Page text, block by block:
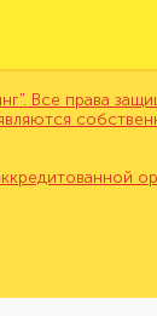
Все права